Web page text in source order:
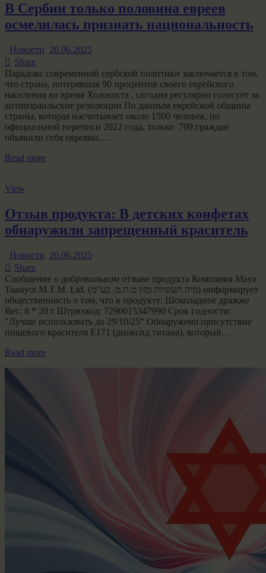
В Сербии только половина евреев
осмелилась признать национальность
Новости 26.06.2025
Share
Парадокс современной сербской политики заключается в том,
что страна, потерявшая 90 процентов своего еврейского
населения во время Холокоста , сегодня регулярно голосует за
антиизраильские резолюции По данным еврейской общины
страны, которая насчитывает около 1500 человек, по
официальной переписи 2022 года, только 709 граждан
объявили себя евреями,…
Read more
View
Отзыв продукта: В детских конфетах
обнаружили запрещенный краситель
Новости 26.06.2025
Share
Сообщение о добровольном отзыве продукта Компания Maya
Taasiyot M.T.M. Ltd. (מיה תעשיות מזון מ.ת.מ. בע"מ) информирует
общественность о том, что в продукте: Шоколадное дражже
Вес: 8 * 20 г Штрихкод: 7290015347990 Срок годности:
"Лучше использовать до 29/10/25" Обнаружено присутствие
пищевого красителя E171 (диоксид титана), который…
Read more